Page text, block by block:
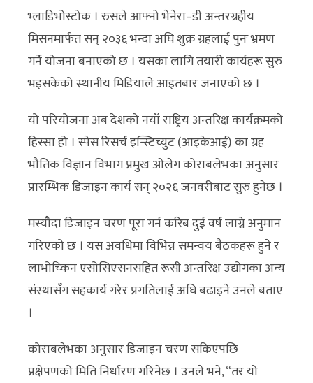
भ्लाडिभोस्टोक । रुसले आफ्नो भेनेरा–डी अन्तरग्रहीय
मिसनमार्फत सन् २०३६ भन्दा अघि शुक्र ग्रहलाई पुनः भ्रमण
गर्ने योजना बनाएको छ । यसका लागि तयारी कार्यहरू सुरु
भइसकेको स्थानीय मिडियाले आइतबार जनाएको छ ।
यो परियोजना अब देशको नयाँ राष्ट्रिय अन्तरिक्ष कार्यक्रमको
हिस्सा हो । स्पेस रिसर्च इन्स्टिच्युट (आइकेआई) का ग्रह
भौतिक विज्ञान विभाग प्रमुख ओलेग कोराबलेभका अनुसार
प्रारम्भिक डिजाइन कार्य सन् २०२६ जनवरीबाट सुरु हुनेछ ।
मस्यौदा डिजाइन चरण पूरा गर्न करिब दुई वर्ष लाग्ने अनुमान
गरिएको छ । यस अवधिमा विभिन्न समन्वय बैठकहरू हुने र
लाभोच्किन एसोसिएसनसहित रूसी अन्तरिक्ष उद्योगका अन्य
संस्थासँग सहकार्य गरेर प्रगतिलाई अघि बढाइने उनले बताए
।
कोराबलेभका अनुसार डिजाइन चरण सकिएपछि
प्रक्षेपणको मिति निर्धारण गरिनेछ । उनले भने, “तर यो